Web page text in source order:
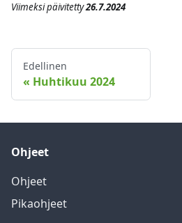
Viimeksi päivitetty26.7.2024
Edellinen
Huhtikuu 2024
Ohjeet
Ohjeet
Pikaohjeet